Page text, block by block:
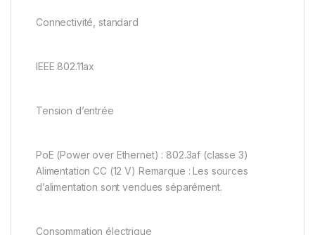
Connectivité, standard
IEEE 802.11ax
Tension d’entrée
PoE (Power over Ethernet) : 802.3af (classe 3)
Alimentation CC (12 V) Remarque : Les sources
d’alimentation sont vendues séparément.
Consommation électrique